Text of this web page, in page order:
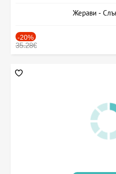
Жерави -
-20%
35.28€